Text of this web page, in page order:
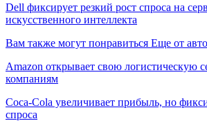
Dell фиксирует резкий рост спроса на
искусственного интеллекта
Вам также могут понравиться Еще от
Amazon открывает свою логистическую
компаниям
Coca-Cola увеличивает прибыль, но
спроса